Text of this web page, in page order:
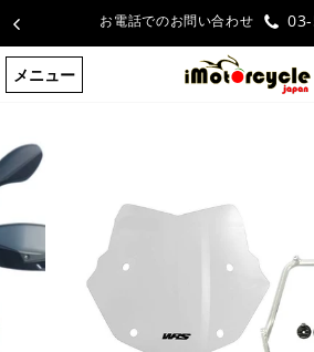
テ
ン
ス
キ
プ
す
る
お電話でのお問い合わせ
メニュー